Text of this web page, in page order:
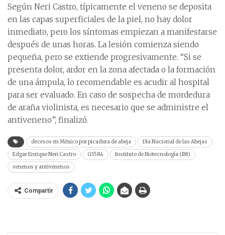
Según Neri Castro, típicamente el veneno se deposita
en las capas superficiales de la piel, no hay dolor
inmediato, pero los síntomas empiezan a manifestarse
después de unas horas. La lesión comienza siendo
pequeña, pero se extiende progresivamente. “Si se
presenta dolor, ardor en la zona afectada o la formación
de una ámpula, lo recomendable es acudir al hospital
para ser evaluado. En caso de sospecha de mordedura
de araña violinista, es necesario que se administre el
antiveneno”, finalizó.
decesos en México por picadura de abeja
Día Nacional de las Abejas
Edgar Enrique Neri Castro
G5584
Instituto de Biotecnología (IBt)
venenos y antivenenos
Compartir